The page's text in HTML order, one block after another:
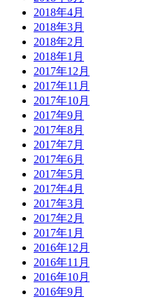
2018年4月
2018年3月
2018年2月
2018年1月
2017年12月
2017年11月
2017年10月
2017年9月
2017年8月
2017年7月
2017年6月
2017年5月
2017年4月
2017年3月
2017年2月
2017年1月
2016年12月
2016年11月
2016年10月
2016年9月